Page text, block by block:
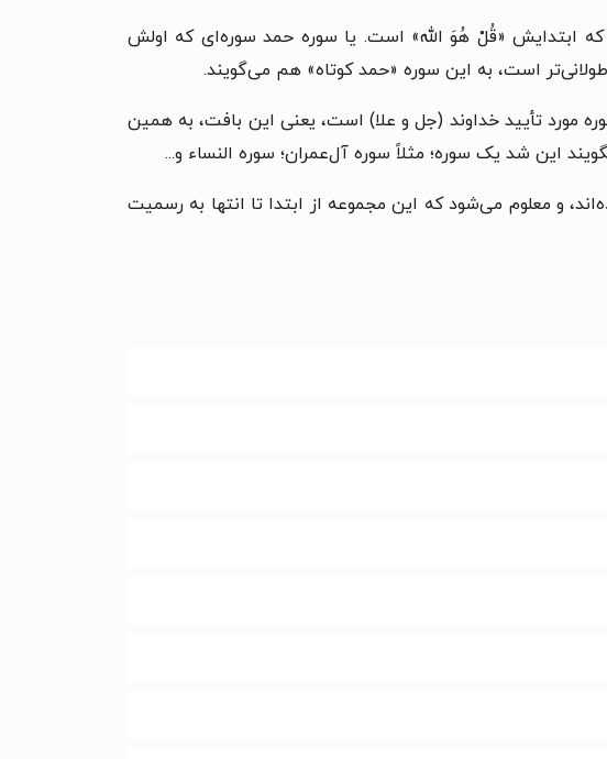
که ابتدایش «قُلْ هُوَ الله» است. یا سوره حمد سوره‌ای که اولش
است، به این سوره «حمد کوتاه» هم می‌گویند.
مورد تأیید خداوند (جل و علا) است، یعنی این بافت، به همین
این شد یک سوره؛ مثلاً سوره آل‌عمران؛ سوره النساء و...
و معلوم می‌شود که این مجموعه از ابتدا تا انتها به رسمیت